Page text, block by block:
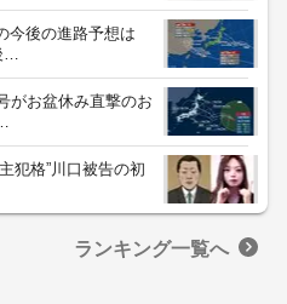
今後の進路予想は
がお盆休み直撃のお
犯格”川口被告の初
ランキング一覧へ